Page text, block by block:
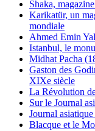
Shaka,
Karikatür, un
mondiale
Ahmed Emin
Istanbul, le
Midhat Pacha
Gaston des
XIXe siècle
La Révolution
Sur le Journal
Journal
Blacque et le